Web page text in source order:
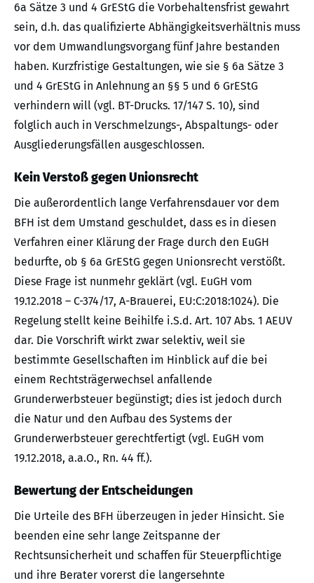
6a Sätze 3 und 4 GrEStG die Vorbehaltensfrist gewahrt
sein, d.h. das qualifizierte Abhängigkeitsverhältnis muss
vor dem Umwandlungsvorgang fünf Jahre bestanden
haben. Kurzfristige Gestaltungen, wie sie § 6a Sätze 3
und 4 GrEStG in Anlehnung an §§ 5 und 6 GrEStG
verhindern will (vgl. BT-Drucks. 17/147 S. 10), sind
folglich auch in Verschmelzungs-, Abspaltungs- oder
Ausgliederungsfällen ausgeschlossen.
Kein Verstoß gegen Unionsrecht
Die außerordentlich lange Verfahrensdauer vor dem
BFH ist dem Umstand geschuldet, dass es in diesen
Verfahren einer Klärung der Frage durch den EuGH
bedurfte, ob § 6a GrEStG gegen Unionsrecht verstößt.
Diese Frage ist nunmehr geklärt (vgl. EuGH vom
19.12.2018 – C-374/17, A-Brauerei, EU:C:2018:1024). Die
Regelung stellt keine Beihilfe i.S.d. Art. 107 Abs. 1 AEUV
dar. Die Vorschrift wirkt zwar selektiv, weil sie
bestimmte Gesellschaften im Hinblick auf die bei
einem Rechtsträgerwechsel anfallende
Grunderwerbsteuer begünstigt; dies ist jedoch durch
die Natur und den Aufbau des Systems der
Grunderwerbsteuer gerechtfertigt (vgl. EuGH vom
19.12.2018, a.a.O., Rn. 44 ff.).
Bewertung der Entscheidungen
Die Urteile des BFH überzeugen in jeder Hinsicht. Sie
beenden eine sehr lange Zeitspanne der
Rechtsunsicherheit und schaffen für Steuerpflichtige
und ihre Berater vorerst die langersehnte